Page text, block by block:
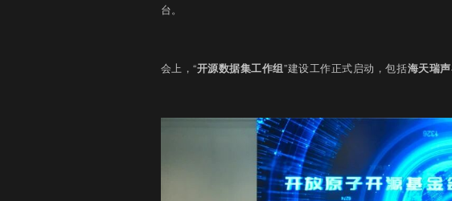
台。
会上，“开源数据集工作组”建设工作正式启动，包括海天瑞声